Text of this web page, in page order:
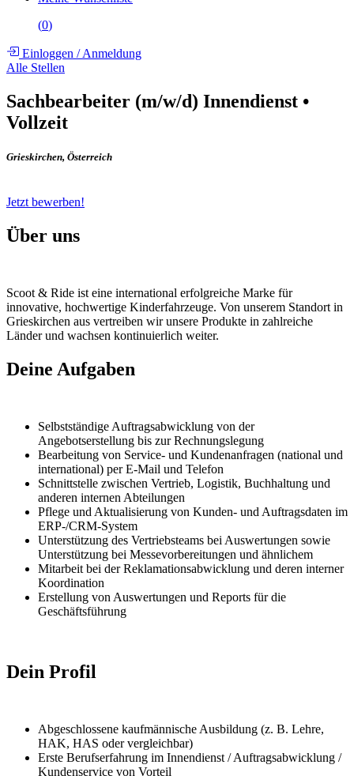
(0)
Einloggen /Anmeldung
Alle Stellen
Sachbearbeiter (m/w/d) Innendienst •
Vollzeit
Grieskirchen, Österreich
Jetzt bewerben!
Über uns
Scoot & Ride ist eine international erfolgreiche Marke für
innovative, hochwertige Kinderfahrzeuge. Von unserem Standort in
Grieskirchen aus vertreiben wir unsere Produkte in zahlreiche
Länder und wachsen kontinuierlich weiter.
Deine Aufgaben
Selbstständige Auftragsabwicklung von der
Angebotserstellung bis zur Rechnungslegung
Bearbeitung von Service- und Kundenanfragen (national und
international) per E-Mail und Telefon
Schnittstelle zwischen Vertrieb, Logistik, Buchhaltung und
anderen internen Abteilungen
Pflege und Aktualisierung von Kunden- und Auftragsdaten im
ERP-/CRM-System
Unterstützung des Vertriebsteams bei Auswertungen sowie
Unterstützung bei Messevorbereitungen und ähnlichem
Mitarbeit bei der Reklamationsabwicklung und deren interner
Koordination
Erstellung von Auswertungen und Reports für die
Geschäftsführung
Dein Profil
Abgeschlossene kaufmännische Ausbildung (z. B. Lehre,
HAK, HAS oder vergleichbar)
Erste Berufserfahrung im Innendienst / Auftragsabwicklung /
Kundenservice von Vorteil